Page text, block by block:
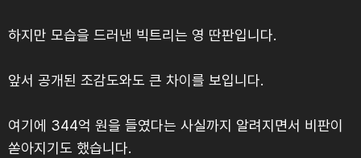
하지만 모습을 드러낸 빅트리는 영 딴판입니다.
앞서 공개된 조감도와도 큰 차이를 보입니다.
여기에 344억 원을 들였다는 사실까지 알려지면서 비판이
쏟아지기도 했습니다.